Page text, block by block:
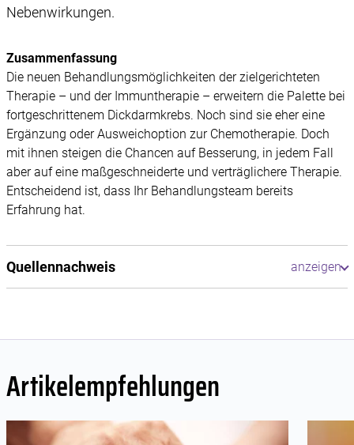
Nebenwirkungen.
Zusammenfassung
Die neuen Behandlungsmöglichkeiten der zielgerichteten
Therapie – und der Immuntherapie – erweitern die Palette bei
fortgeschrittenem Dickdarmkrebs. Noch sind sie eher eine
Ergänzung oder Ausweichoption zur Chemotherapie. Doch
mit ihnen steigen die Chancen auf Besserung, in jedem Fall
aber auf eine maßgeschneiderte und verträglichere Therapie.
Entscheidend ist, dass Ihr Behandlungsteam bereits
Erfahrung hat.
Quellennachweis
Artikelempfehlungen